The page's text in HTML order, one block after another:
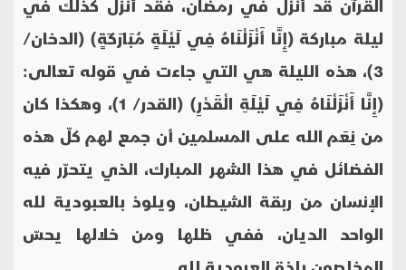
القرآن قد أُنزل في رمضان، فقد أُنزل كذلك في
ليلة مباركة (إِنَّا أَنْزَلْنَاهُ فِي لَيْلَةٍ مُبَارَكَةٍ) (الدخان/
3)، هذه الليلة هي التي جاءت في قوله تعالى:
(إِنَّا أَنْزَلْنَاهُ فِي لَيْلَةِ الْقَدْرِ) (القدر/ 1)، وهكذا كان
من نِعَم الله على المسلمين أن جمع لهم كلّ هذه
الفضائل في هذا الشهر المبارك، الذي يتحرّر فيه
الإنسان من ربقة الشيطان، ويلوذ بالعبودية لله
الواحد الديان، ففي ظلها ومن خلالها يحسّ